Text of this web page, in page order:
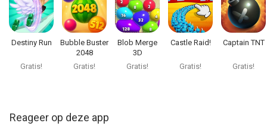
Destiny Run
Gratis!
Bubble Buster
2048
Gratis!
Blob Merge
3D
Gratis!
Castle Raid!
Gratis!
Captain TNT
Gratis!
Reageer op deze app